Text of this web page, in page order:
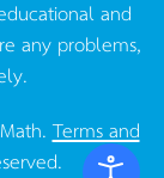
and
any problems,
Terms and